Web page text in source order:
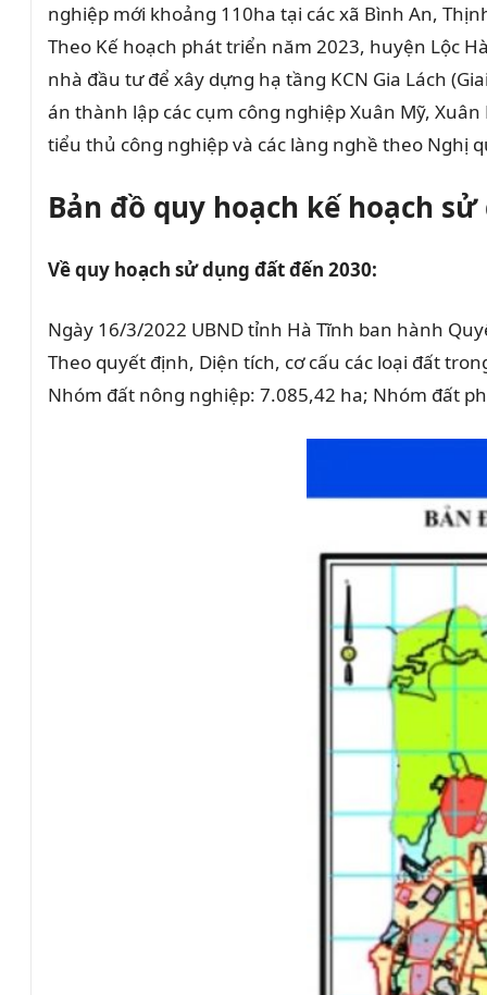
nghiệp mới khoảng 110ha tại các xã Bình An,
Theo Kế hoạch phát triển năm 2023, huyện Lộc
nhà đầu tư để xây dựng hạ tầng KCN Gia Lách
án thành lập các cụm công nghiệp Xuân Mỹ,
tiểu thủ công nghiệp và các làng nghề theo Nghị
Bản đồ quy hoạch kế hoạch
Về quy hoạch sử dụng đất đến 2030:
Ngày 16/3/2022 UBND tỉnh Hà Tĩnh ban hành
Theo quyết định, Diện tích, cơ cấu các loại đất
Nhóm đất nông nghiệp: 7.085,42 ha; Nhóm đất